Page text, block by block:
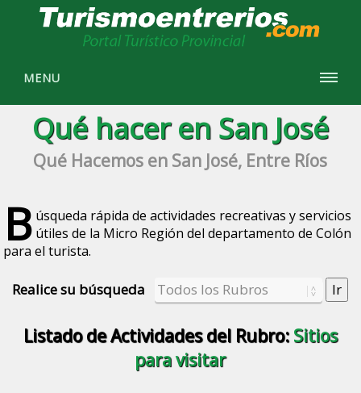
MENU
Qué hacer en San José
Qué Hacemos en San José, Entre Ríos
B úsqueda rápida de actividades recreativas y servicios
útiles de la Micro Región del departamento de Colón
para el turista.
Realice su búsqueda
Listado de Actividades del Rubro: Sitios
para visitar